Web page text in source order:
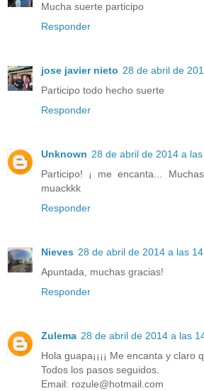
Mucha suerte participo
Responder
jose javier nieto 28 de abril de
Participo todo hecho suerte
Responder
Unknown 28 de abril de 2014 a
Participo! ¡ me encanta...
muackkk
Responder
Nieves 28 de abril de 2014 a las
Apuntada, muchas gracias!
Responder
Zulema 28 de abril de 2014 a las
Hola guapa¡¡¡¡ Me encanta y claro
Todos los pasos seguidos.
Email: rozule@hotmail.com